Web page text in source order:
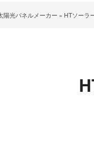
陽光パネルメーカー » HTソーラ